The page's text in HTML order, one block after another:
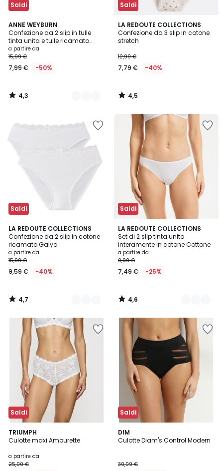
Saldi
ANNE WEYBURN
Confezione da 2 slip in tulle
tinta unita e tulle ricamato
Lyssa
a partire da
15,99 €
7,99 € -50%
4,3
/ 5
5
Colori
4,3
/
Saldi
LA REDOUTE COLLECTIONS
Confezione da 3 slip in cotone
stretch
12,99 €
7,79 € -40%
4,5
/ 5
4,5
/
Saldi
LA REDOUTE COLLECTIONS
Confezione da 2 slip in cotone
ricamato Galya
a partire da
15,99 €
9,59 € -40%
4,7
/ 5
4
Colori
4,7
/
Saldi
LA REDOUTE COLLECTIONS
Set di 2 slip tinta unita
interamente in cotone Cottone
a partire da
9,99 €
7,49 € -25%
4,6
/ 5
3
Colori
4,6
/
Saldi
TRIUMPH
Culotte maxi Amourette
a partire da
25,00 €
5
/
3
Colori
Saldi
DIM
Culotte Diam's Control Modern
30,99 €
4,3
/ 5
2
Colori